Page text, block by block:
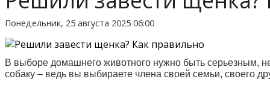
Понедельник, 25 августа 2025 06:00
В выборе домашнего животного нужно быть серьезным,
собаку – ведь вы выбираете члена своей семьи, своего